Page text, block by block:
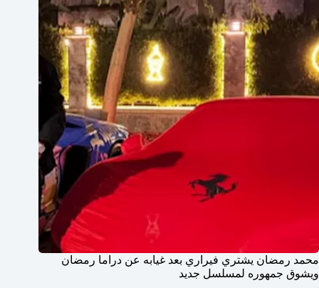
محمد رمضان يشتري فيراري بعد غيابه عن دراما رمضان
ويشوق جمهوره لمسلسل جديد